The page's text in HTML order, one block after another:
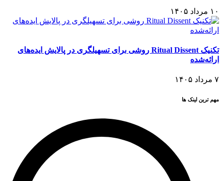
۱۰ مرداد ۱۴۰۵
تکنیک Ritual Dissent روشی برای تسهیلگری در پالایش ایده‌های
ارائه‌شده
۷ مرداد ۱۴۰۵
مهم ترین لینک ها